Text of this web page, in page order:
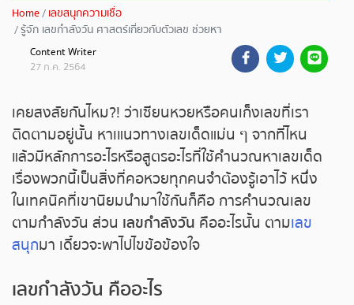
หวยสด
ถ่ายทอดสดหวยรัฐบาล
ถ่ายทอดสดหวยออมสิน
ถ่ายทอดสดหวย ธกส.
ถ่ายทอดสดหวยลาว
ถ่ายทอดสดหวยลาว ซุปเปอร์
ถ่ายทอดสดหวยฮานอย
Home เลขสนุกความเชื่อ
รู้จัก เลขกำลังวัน ศาสตร์เกี่ยวกับตัวเลข ช่วยหา
แนวทางเลขเด็ดแม่น ๆ
Content Writer
27 ก.ค. 2564
เคยสงสัยกันไหม?! ว่าเซียนหวยหรือคนเก็งเลขที่เรา
ติดตามอยู่นั้น หาเแนวทางเลขเด็ดแม่น ๆ จากที่ไหน
แล้วมีหลักการอะไรหรือสูตรอะไรที่ใช้คำนวณหาเลขเด็ด
เรื่องพวกนี้เป็นสิ่งที่คอหวยทุกคนจำต้องรู้เอาไว้ หนึ่ง
ในเทคนิคที่เขานิยมนำมาใช้กันก็คือ การคำนวณเลข
ตามกำลังวัน ส่วน เลขกำลังวัน คืออะไรนั้น ตามเลข
สนุกมา เดี๋ยวจะพาไปไขข้อข้องใจ
เลขกำลังวัน คืออะไร